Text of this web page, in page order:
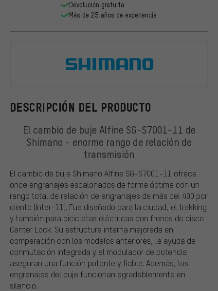
DESCRIPCIÓN DEL PRODUCTO
El cambio de buje Alfine SG-S7001-11 de
Shimano - enorme rango de relación de
transmisión
El cambio de buje Shimano Alfine SG-S7001-11 ofrece
once engranajes escalonados de forma óptima con un
rango total de relación de engranajes de más del 400 por
ciento (Inter-11). Fue diseñado para la ciudad, el trekking
y también para bicicletas eléctricas con frenos de disco
Center Lock. Su estructura interna mejorada en
comparación con los modelos anteriores, la ayuda de
conmutación integrada y el modulador de potencia
aseguran una función potente y fiable. Además, los
engranajes del buje funcionan agradablemente en
silencio.
Devolución gratuita
Más de 25 años de experiencia
Shimano